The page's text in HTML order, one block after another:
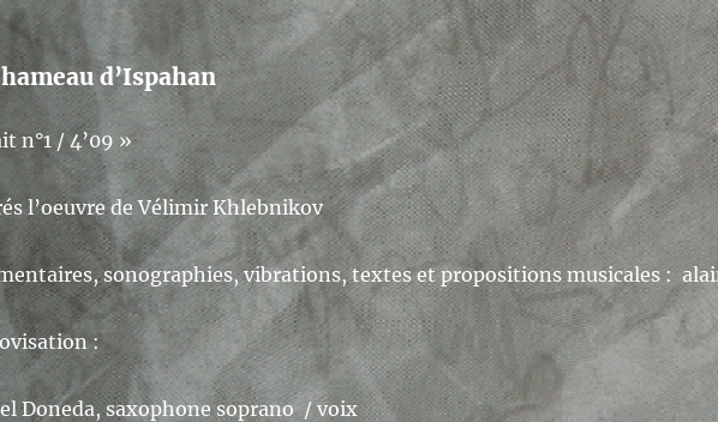
d’Ispahan
n°1 / 4’09 »
l’oeuvre de Vélimir Khlebnikov
sonographies, vibrations, textes et propositions musicales :
:
Doneda, saxophone soprano / voix